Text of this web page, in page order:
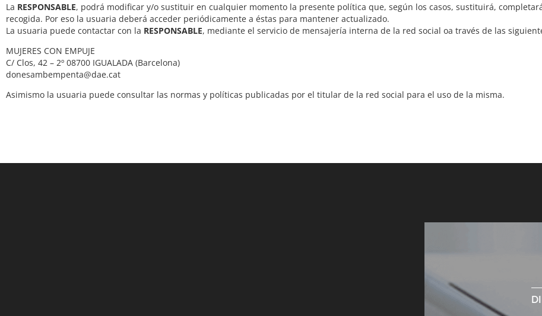
La RESPONSABLE, podrá modificar y/o sustituir en cualquier momento la presente política que, según los casos, sustituirá,
recogida. Por eso la usuaria deberá acceder periódicamente a éstas para mantener actualizado.
La usuaria puede contactar con la RESPONSABLE, mediante el servicio de mensajería interna de la red social oa través de las
MUJERES CON EMPUJE
C/ Clos, 42 – 2º 08700 IGUALADA (Barcelona)
donesambempenta@dae.cat
Asimismo la usuaria puede consultar las normas y políticas publicadas por el titular de la red social para el uso de la misma.